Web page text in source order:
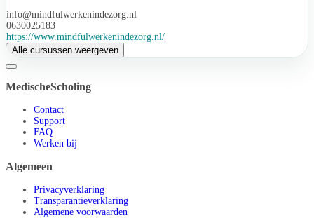
info@mindfulwerkenindezorg.nl
0630025183
https://www.mindfulwerkenindezorg.nl/
Alle cursussen weergeven
MedischeScholing
Contact
Support
FAQ
Werken bij
Algemeen
Privacyverklaring
Transparantieverklaring
Algemene voorwaarden